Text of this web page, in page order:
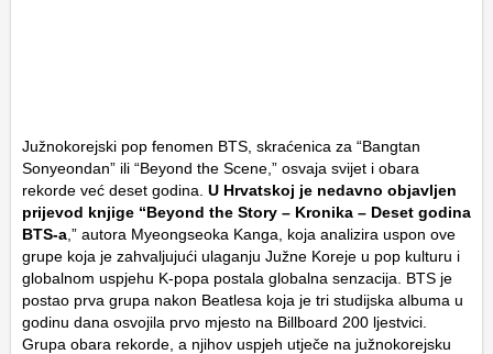
Južnokorejski pop fenomen BTS, skraćenica za “Bangtan
Sonyeondan” ili “Beyond the Scene,” osvaja svijet i obara
rekorde već deset godina. U Hrvatskoj je nedavno objavljen
prijevod knjige “Beyond the Story – Kronika – Deset godina
BTS-a ,” autora Myeongseoka Kanga, koja analizira uspon ove
grupe koja je zahvaljujući ulaganju Južne Koreje u pop kulturu i
globalnom uspjehu K-popa postala globalna senzacija. BTS je
postao prva grupa nakon Beatlesa koja je tri studijska albuma u
godinu dana osvojila prvo mjesto na Billboard 200 ljestvici.
Grupa obara rekorde, a njihov uspjeh utječe na južnokorejsku